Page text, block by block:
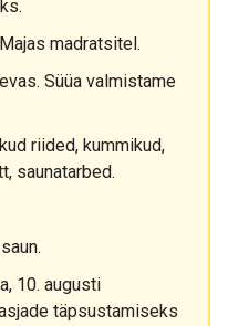
madratsitel.
Süüa valmistame
riided, kummikud,
saunatarbed.
10. augusti
täpsustamiseks